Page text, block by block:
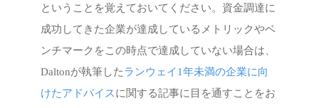
ということを覚えておいてください。資金調達に
成功してきた企業が達成しているメトリックやベ
ンチマークをこの時点で達成していない場合は、
Daltonが執筆したランウェイ1年未満の企業に向
けたアドバイスに関する記事に目を通すことをお